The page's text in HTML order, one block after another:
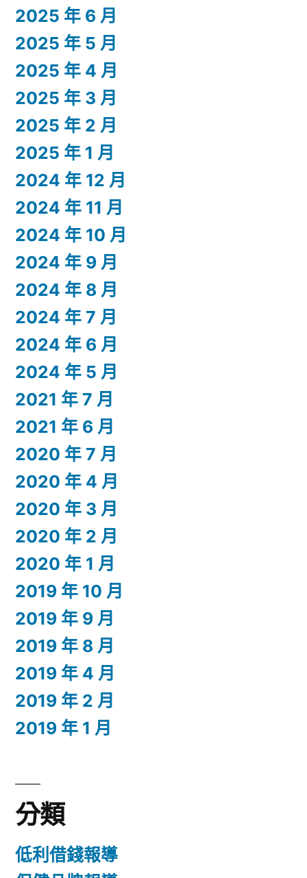
2025 年 6 月
2025 年 5 月
2025 年 4 月
2025 年 3 月
2025 年 2 月
2025 年 1 月
2024 年 12 月
2024 年 11 月
2024 年 10 月
2024 年 9 月
2024 年 8 月
2024 年 7 月
2024 年 6 月
2024 年 5 月
2021 年 7 月
2021 年 6 月
2020 年 7 月
2020 年 4 月
2020 年 3 月
2020 年 2 月
2020 年 1 月
2019 年 10 月
2019 年 9 月
2019 年 8 月
2019 年 4 月
2019 年 2 月
2019 年 1 月
分類
低利借錢報導